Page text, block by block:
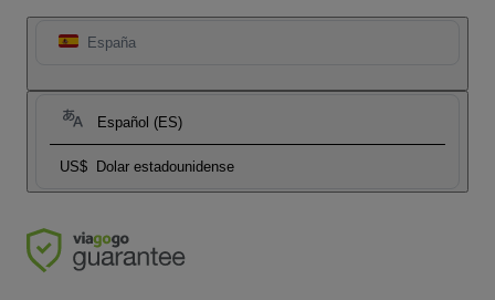
España
Español (ES)
US$ Dolar estadounidense